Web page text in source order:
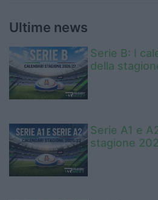
Ultime news
Serie B: I
della
Serie A1 e
stagione